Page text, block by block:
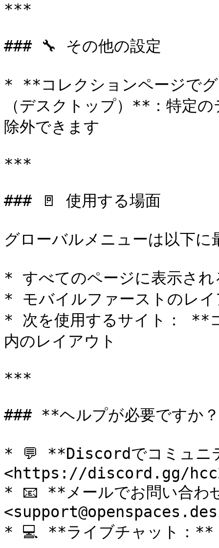
***
### 🔧 その他の設定
* **コレクションページでグ
（デスクトップ）**：特定
除外できます
***
### 🚪 使用する場面
グローバルメニューは以下に
* すべてのページに表示さ
* モバイルファーストのレイ
* 次を使用するサイト： **
内のレイアウト
***
### **ヘルプが必要ですか
* 💬 **Discordでコミュニ
<https://discord.gg/
* 📧 **メールでお問い合わ
* 💻 **ライブチャット：**